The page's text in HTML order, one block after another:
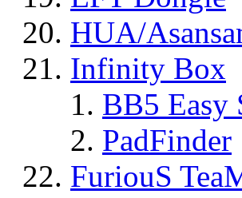
HUA/
Infinity Box
BB5 Easy
PadFinder
FuriouS